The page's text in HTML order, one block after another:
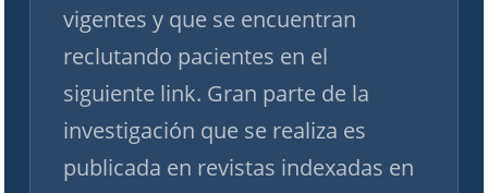
vigentes y que se encuentran
reclutando pacientes en el
siguiente link. Gran parte de la
investigación que se realiza es
publicada en revistas indexadas en